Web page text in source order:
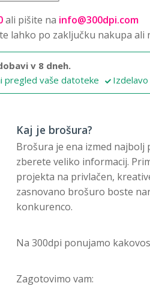
ali pišite na info@300dpi.com
lahko po zaključku nakupa ali
v 8 dneh.
pregled vaše datoteke
Kaj je brošura?
Brošura je ena izmed
zberete veliko informacij.
projekta na privlačen,
zasnovano brošuro boste
konkurenco.
Na 300dpi ponujamo
Zagotovimo vam: